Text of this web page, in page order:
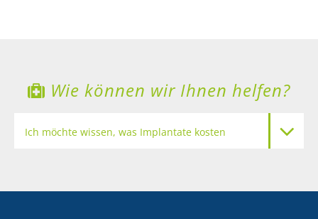
Wie können wir Ihnen helfen?
Ich möchte wissen, was Implantate kosten